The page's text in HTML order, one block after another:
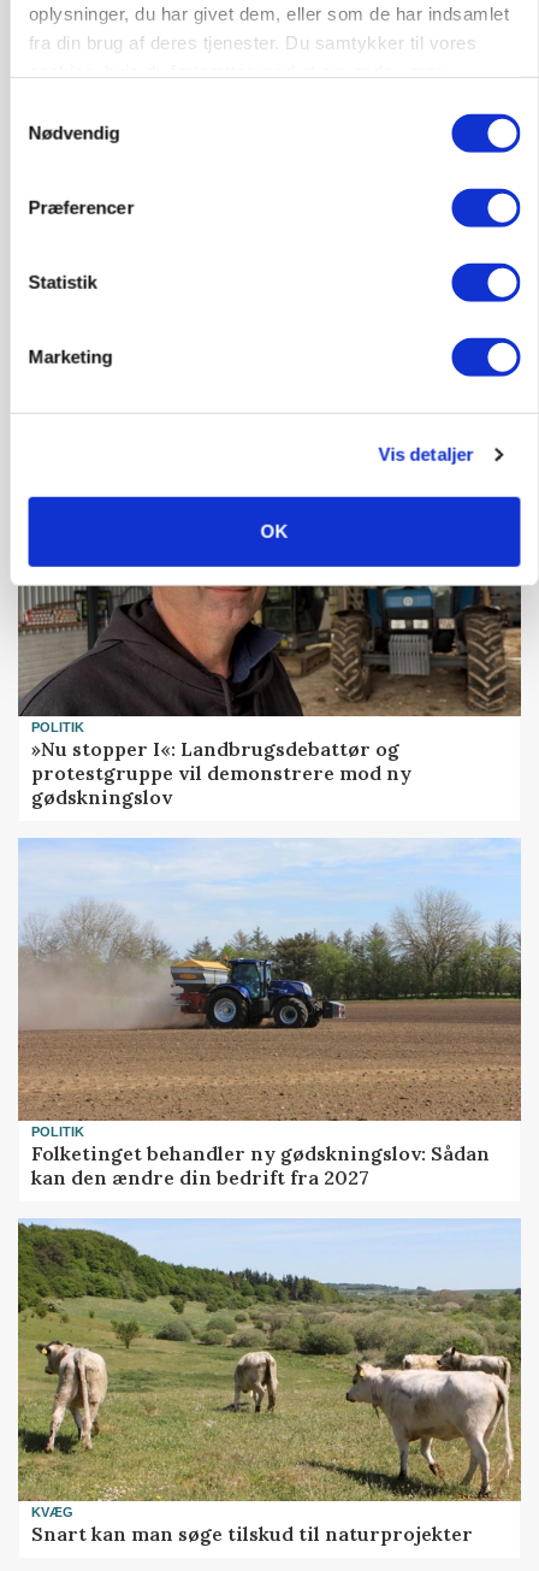
oplysninger, du har givet dem, eller som de har indsamlet
fra din brug af deres tjenester. Du samtykker til vores
Nødvendig
Præferencer
Statistik
Marketing
Vis detaljer
OK
MARKED
Fra mark til mur: Byggeriet kan åbne nyt
POLITIK
»Nu stopper I«: Landbrugsdebattør og
protestgruppe vil demonstrere mod ny
gødskningslov
POLITIK
Folketinget behandler ny gødskningslov: Sådan
kan den ændre din bedrift fra 2027
KVÆG
Snart kan man søge tilskud til naturprojekter